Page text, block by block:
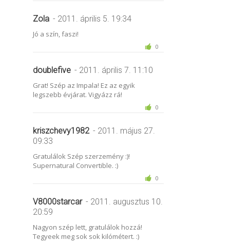
Zola - 2011. április 5. 19:34
Jó a szín, faszi!
0
doublefive - 2011. április 7. 11:10
Grat! Szép az Impala! Ez az egyik
legszebb évjárat. Vigyázz rá!
0
kriszchevy1982 - 2011. május 27.
09:33
Gratulálok Szép szerzemény :)!
Supernatural Convertible. :)
0
V8000starcar - 2011. augusztus 10.
20:59
Nagyon szép lett, gratulálok hozzá!
Tegyeek meg sok sok kilómétert. :)